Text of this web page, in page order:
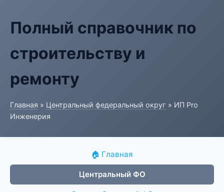
Полный справочник по
строительству и
ремонту
Главная » Центральный федеральный округ » ИП Pro
Инженерия
🏠 Главная
Центральный ФО